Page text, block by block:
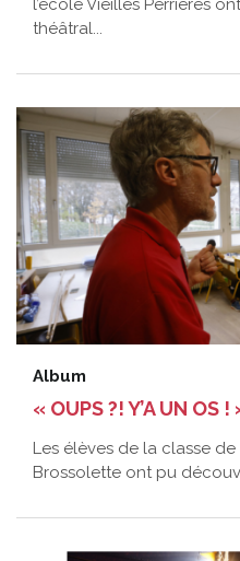
l’école Vieilles Perrières
théâtral...
Album
« OUPS ?! Y’A UN OS
Les élèves de la classe de
Brossolette ont pu